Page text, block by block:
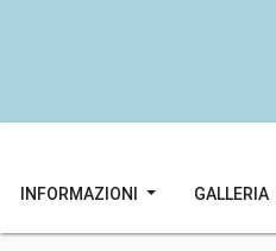
INFORMAZIONI GALLERIA